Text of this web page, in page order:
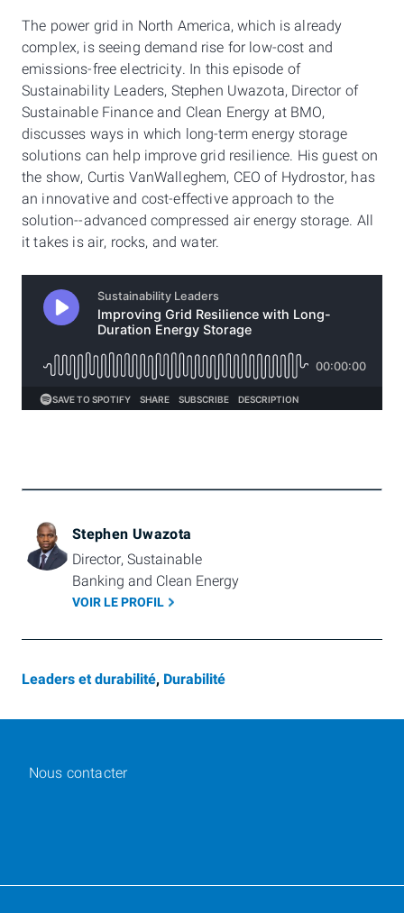
The power grid in North America, which is already
complex, is seeing demand rise for low-cost and
emissions-free electricity. In this episode of
Sustainability Leaders, Stephen Uwazota, Director of
Sustainable Finance and Clean Energy at BMO,
discusses ways in which long-term energy storage
solutions can help improve grid resilience. His guest on
the show, Curtis VanWalleghem, CEO of Hydrostor, has
an innovative and cost-effective approach to the
solution--advanced compressed air energy storage. All
it takes is air, rocks, and water.
Stephen Uwazota
Director, Sustainable
Banking and Clean Energy
VOIR LE PROFIL
Leaders et durabilité, Durabilité
Nous contacter